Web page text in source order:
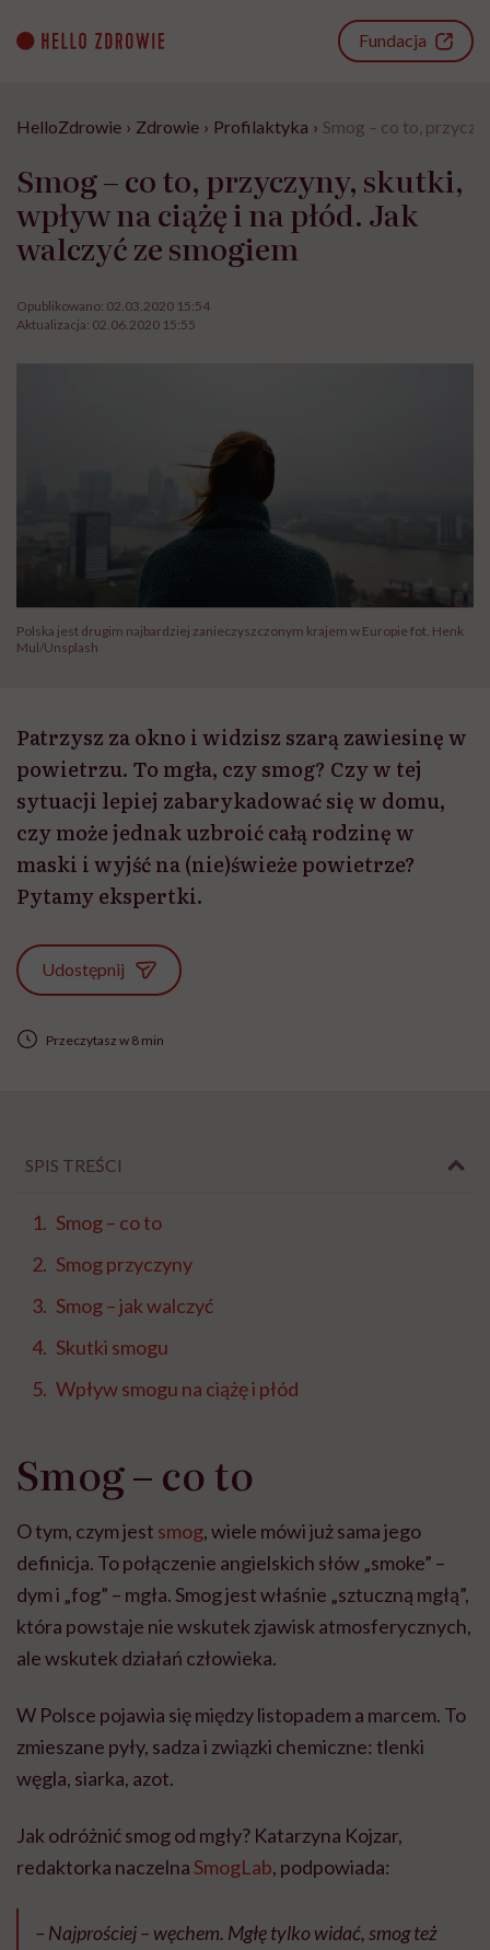
content
Fundacja
HelloZdrowie › Zdrowie › Profilaktyka › Smog – co to,
Smog – co to, przyczyny, skutki,
wpływ na ciążę i na płód. Jak
walczyć ze smogiem
Opublikowano: 02.03.2020 15:54
Aktualizacja: 02.06.2020 15:55
Polska jest drugim najbardziej zanieczyszczonym krajem w Europie fot. Henk
Mul/Unsplash
Patrzysz za okno i widzisz szarą zawiesinę w
powietrzu. To mgła, czy smog? Czy w tej
sytuacji lepiej zabarykadować się w domu,
czy może jednak uzbroić całą rodzinę w
maski i wyjść na (nie)świeże powietrze?
Pytamy ekspertki.
Udostępnij
Przeczytasz w 8 min
SPIS TREŚCI
Smog – co to
Smog przyczyny
Smog – jak walczyć
Skutki smogu
Wpływ smogu na ciążę i płód
Smog – co to
O tym, czym jest smog, wiele mówi już sama jego
definicja. To połączenie angielskich słów „smoke” –
dym i „fog” – mgła. Smog jest właśnie „sztuczną mgłą”,
która powstaje nie wskutek zjawisk atmosferycznych,
ale wskutek działań człowieka.
W Polsce pojawia się między listopadem a marcem. To
zmieszane pyły, sadza i związki chemiczne: tlenki
węgla, siarka, azot.
Jak odróżnić smog od mgły? Katarzyna Kojzar,
redaktorka naczelna SmogLab, podpowiada:
– Najprościej – węchem. Mgłę tylko widać, smog też